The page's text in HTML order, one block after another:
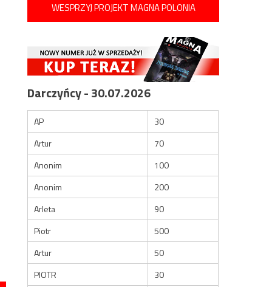
WESPRZYJ PROJEKT MAGNA POLONIA
Darczyńcy - 30.07.2026
AP
30
Artur
70
Anonim
100
Anonim
200
Arleta
90
Piotr
500
Artur
50
PIOTR
30